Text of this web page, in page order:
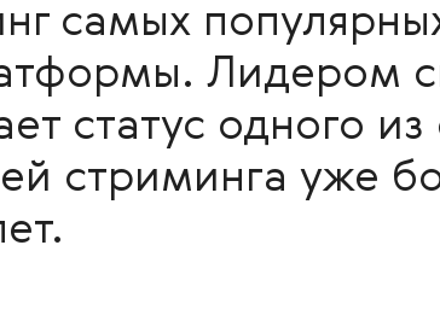
самых
Лидером
статус одного
стриминга уже